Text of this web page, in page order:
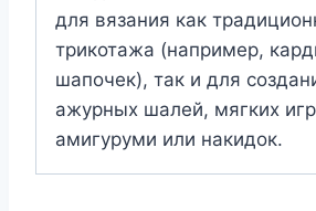
для вязания как
трикотажа (например,
шапочек), так и для
ажурных шалей, мягких
амигуруми или накидок.